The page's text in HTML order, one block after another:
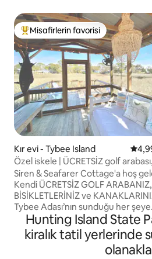
Misafirlerin favorilerinden en
Misafirlerin favorisi
Kır evi - Tybee Island 5
Özel iskele | ÜCRETSİZ golf arabası,
kanolar ve bisikletler
Siren & Seafarer Cottage'a hoş
Kendi ÜCRETSİZ GOLF ARABANIZ,
BİSİKLETLERİNİZ ve
Tybee Adası’nın sunduğu her şeye
kendinizi kaptırın. Bu lüks kaçamak ve
doğa severlerin cennetiyle kendinizi
şımartın. Gelgit deresinin panoramik
manzarasıyla çevriliyken ÖZEL
Hunting Island State
kiralık tatil yerlerinde